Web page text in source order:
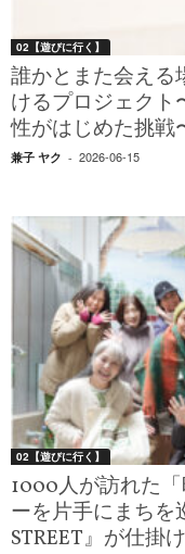
02【遊びに行く】
誰かとまた会える
けるプロジェクト
性がはじめた挑戦
兼子 ヤク - 2026-06-15
02【遊びに行く】
1000人が訪れた
ーを片手にまちを
STREET』が仕掛